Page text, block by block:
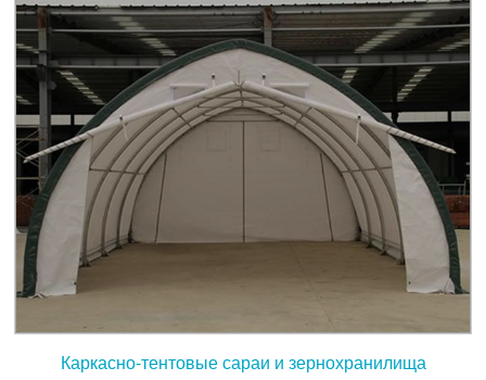
Каркасно-тентовые сараи и зернохранилища